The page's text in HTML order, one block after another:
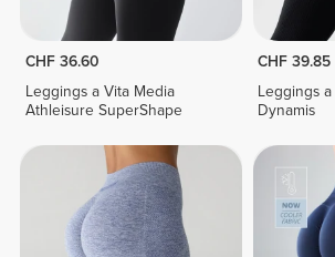
CHF 36.60
Leggings a Vita Media
Athleisure SuperShape
CHF 39.85
Leggings
Dynamis